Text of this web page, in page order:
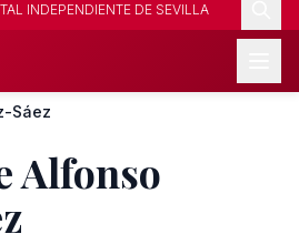
INDEPENDIENTE DE SEVILLA
Sáez
Alfonso